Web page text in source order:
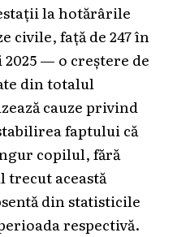
la hotărârile
civile, față de 247 în
— o creștere de
din totalul
cauze privind
faptului că
copilul, fără
această
din statisticile
respectivă.